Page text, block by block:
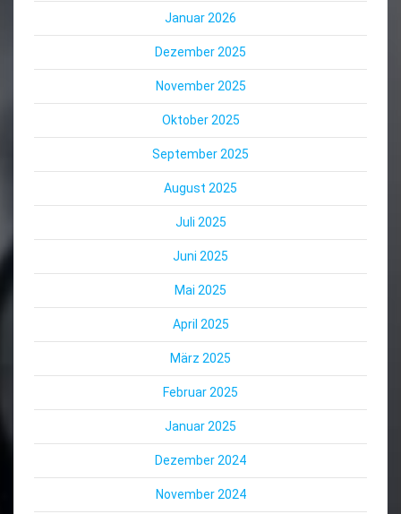
Januar 2026
Dezember 2025
November 2025
Oktober 2025
September 2025
August 2025
Juli 2025
Juni 2025
Mai 2025
April 2025
März 2025
Februar 2025
Januar 2025
Dezember 2024
November 2024